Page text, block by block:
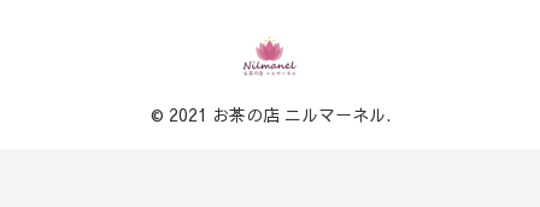
© 2021 お茶の店 ニルマーネル.